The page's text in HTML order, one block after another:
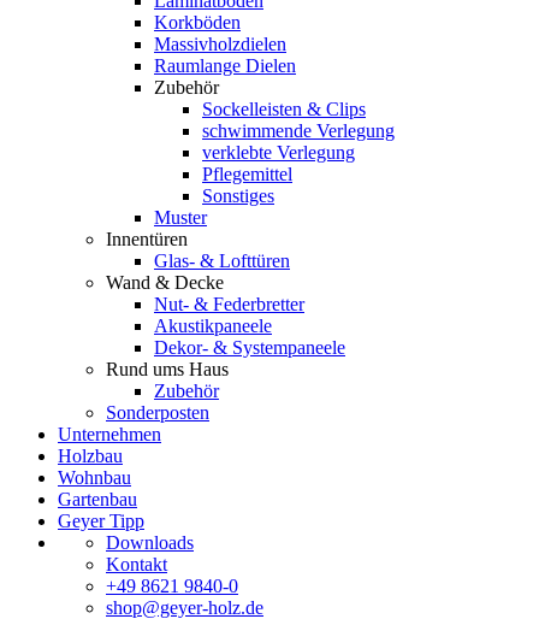
Korkböden
Massivholzdielen
Raumlange Dielen
Zubehör
Sockelleisten & Clips
schwimmende Verlegung
verklebte Verlegung
Pflegemittel
Sonstiges
Muster
Innentüren
Glas- & Lofttüren
Wand & Decke
Nut- & Federbretter
Akustikpaneele
Dekor- & Systempaneele
Rund ums Haus
Zubehör
Sonderposten
Unternehmen
Holzbau
Wohnbau
Gartenbau
Geyer Tipp
Downloads
Kontakt
+49 8621 9840-0
shop@geyer-holz.de